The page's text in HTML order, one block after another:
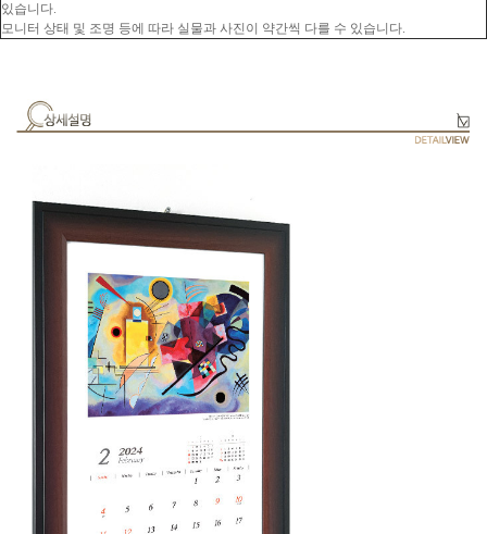
있습니다.
모니터 상태 및 조명 등에 따라 실물과 사진이 약간씩 다를 수 있습니다.